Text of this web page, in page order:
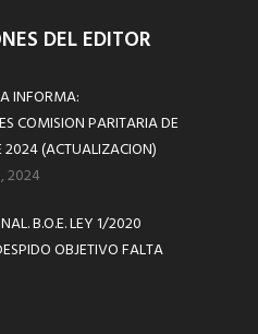
DEL EDITOR
INFORMA:
COMISION PARITARIA DE
2024 (ACTUALIZACION)
2024
B.O.E. LEY 1/2020
OBJETIVO FALTA